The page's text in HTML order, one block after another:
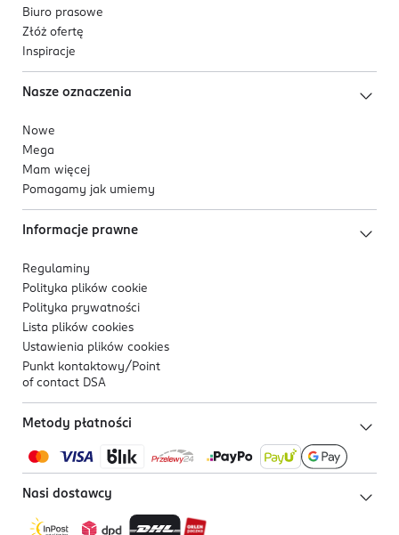
Biuro prasowe
Złóż ofertę
Inspiracje
Nasze oznaczenia
Nowe
Mega
Mam więcej
Pomagamy jak umiemy
Informacje prawne
Regulaminy
Polityka plików cookie
Polityka prywatności
Lista plików cookies
Ustawienia plików cookies
Punkt kontaktowy/ Point
of contact DSA
Metody płatności
Nasi dostawcy